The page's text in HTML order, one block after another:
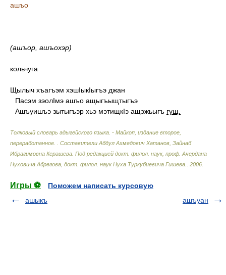
ашъо
(ашъор, ашъохэр)
кольчуга
Щылыч хъагъэм хэшIыкIыгъэ джан
Пасэм зэолIмэ ашъо ащыгъыщтыгъэ
Ашъуишъэ зытыгъэр хьэ мэтищкIэ ащэжьыгъ гущ.
Толковый словарь адыгейского языка. - Майкоп, издание второе,
переработанное.
Составители Абдул Ахмедович Хатанов, Зайнаб
Ибрагимовна Керашева. Под редакцией докт. филол. наук, проф. Ачердана
Нуховича Абрегова, докт. филол. наук Нуха Туркубиевича Гишева.
2006
Игры ⚽
Поможем написать курсовую
ашыкъ
ашъуан